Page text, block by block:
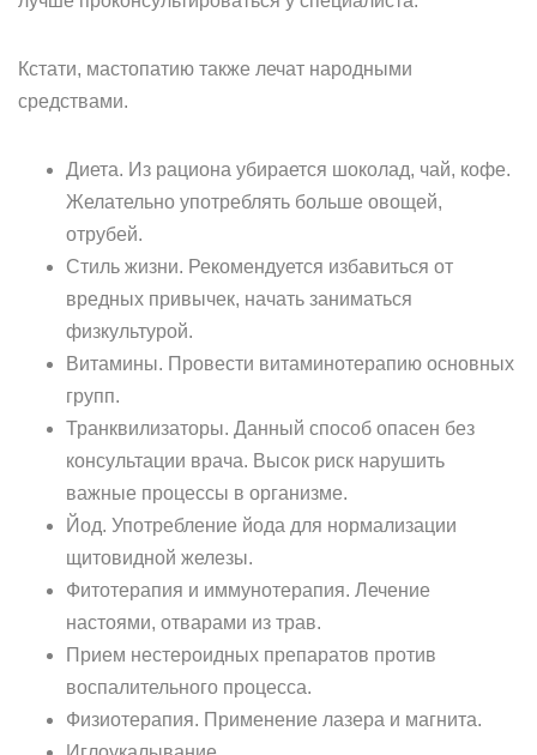
Кстати, мастопатию также лечат народными
средствами.
Диета. Из рациона убирается шоколад, чай, кофе.
Желательно употреблять больше овощей,
отрубей.
Стиль жизни. Рекомендуется избавиться от
вредных привычек, начать заниматься
физкультурой.
Витамины. Провести витаминотерапию основных
групп.
Транквилизаторы. Данный способ опасен без
консультации врача. Высок риск нарушить
важные процессы в организме.
Йод. Употребление йода для нормализации
щитовидной железы.
Фитотерапия и иммунотерапия. Лечение
настоями, отварами из трав.
Прием нестероидных препаратов против
воспалительного процесса.
Физиотерапия. Применение лазера и магнита.